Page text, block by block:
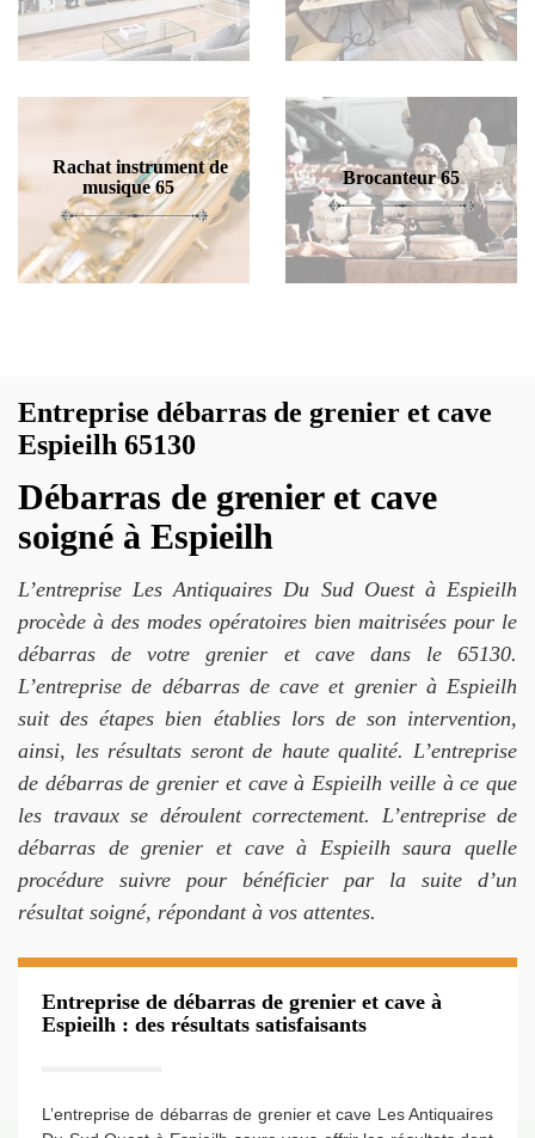
Rachat instrument de
musique 65
Brocanteur 65
Entreprise débarras de grenier et cave
Espieilh 65130
Débarras de grenier et cave
soigné à Espieilh
L’entreprise Les Antiquaires Du Sud Ouest à Espieilh
procède à des modes opératoires bien maitrisées pour le
débarras de votre grenier et cave dans le 65130.
L’entreprise de débarras de cave et grenier à Espieilh
suit des étapes bien établies lors de son intervention,
ainsi, les résultats seront de haute qualité. L’entreprise
de débarras de grenier et cave à Espieilh veille à ce que
les travaux se déroulent correctement. L’entreprise de
débarras de grenier et cave à Espieilh saura quelle
procédure suivre pour bénéficier par la suite d’un
résultat soigné, répondant à vos attentes.
Entreprise de débarras de grenier et cave à
Espieilh : des résultats satisfaisants
L’entreprise de débarras de grenier et cave Les Antiquaires